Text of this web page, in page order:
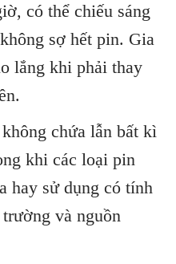
có thể chiếu sáng
sợ hết pin. Gia
lắng khi phải thay
không chứa lẫn bất kì
khi các loại pin
hay sử dụng có tính
và nguồn